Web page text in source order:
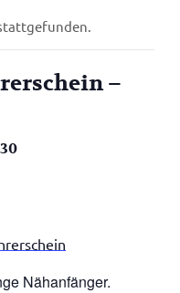
–
Nähanfänger.